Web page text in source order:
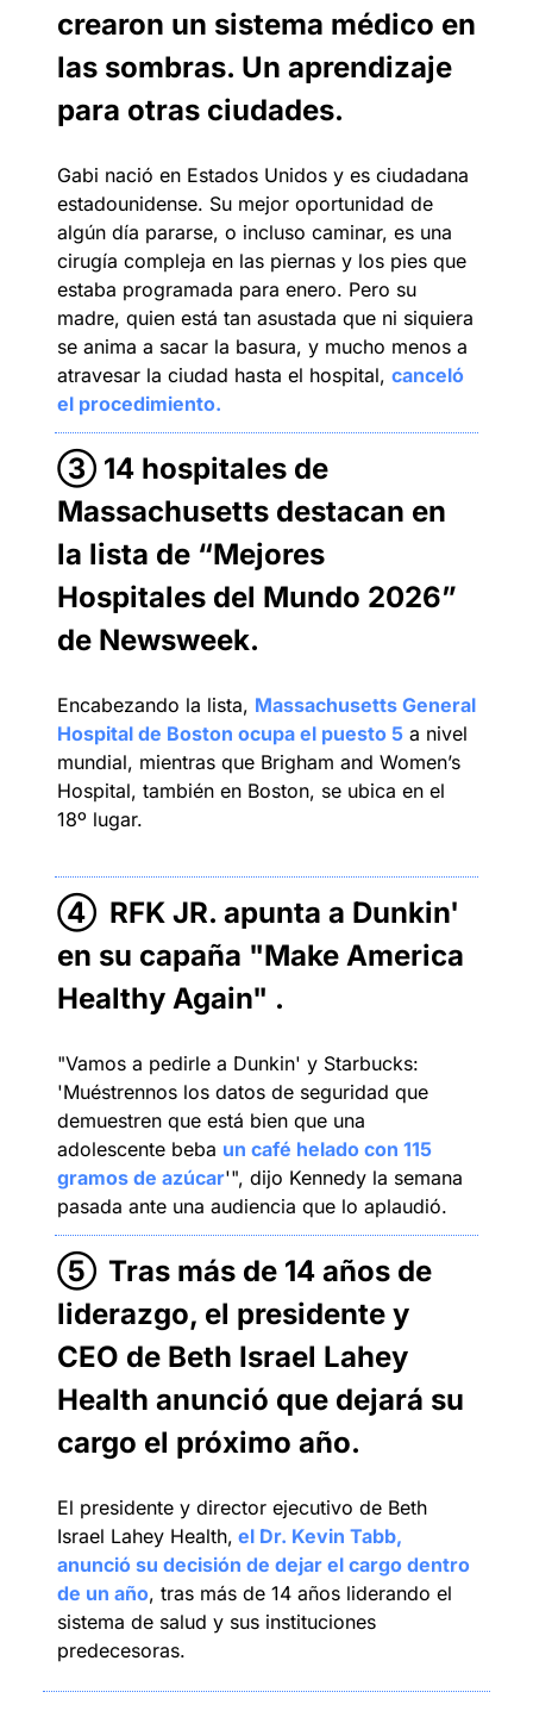
crearon un sistema médico en
las sombras. Un aprendizaje
para otras ciudades.
Gabi nació en Estados Unidos y es ciudadana
estadounidense. Su mejor oportunidad de
algún día pararse, o incluso caminar, es una
cirugía compleja en las piernas y los pies que
estaba programada para enero. Pero su
madre, quien está tan asustada que ni siquiera
se anima a sacar la basura, y mucho menos a
atravesar la ciudad hasta el hospital, canceló
el procedimiento.
③ 14 hospitales de
Massachusetts destacan en
la lista de “Mejores
Hospitales del Mundo 2026”
de Newsweek.
Encabezando la lista, Massachusetts General
Hospital de Boston ocupa el puesto 5 a nivel
mundial, mientras que Brigham and Women’s
Hospital, también en Boston, se ubica en el
18º lugar.
④ RFK JR. apunta a Dunkin'
en su capaña "Make America
Healthy Again" .
"Vamos a pedirle a Dunkin' y Starbucks:
'Muéstrennos los datos de seguridad que
demuestren que está bien que una
adolescente beba un café helado con 115
gramos de azúcar'", dijo Kennedy la semana
pasada ante una audiencia que lo aplaudió.
⑤ Tras más de 14 años de
liderazgo, el presidente y
CEO de Beth Israel Lahey
Health anunció que dejará su
cargo el próximo año.
El presidente y director ejecutivo de Beth
Israel Lahey Health, el Dr. Kevin Tabb,
anunció su decisión de dejar el cargo dentro
de un año, tras más de 14 años liderando el
sistema de salud y sus instituciones
predecesoras.